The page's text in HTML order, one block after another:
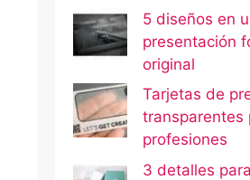
5 diseños en
presentación
original
Tarjetas de
transparentes
profesiones
3 detalles